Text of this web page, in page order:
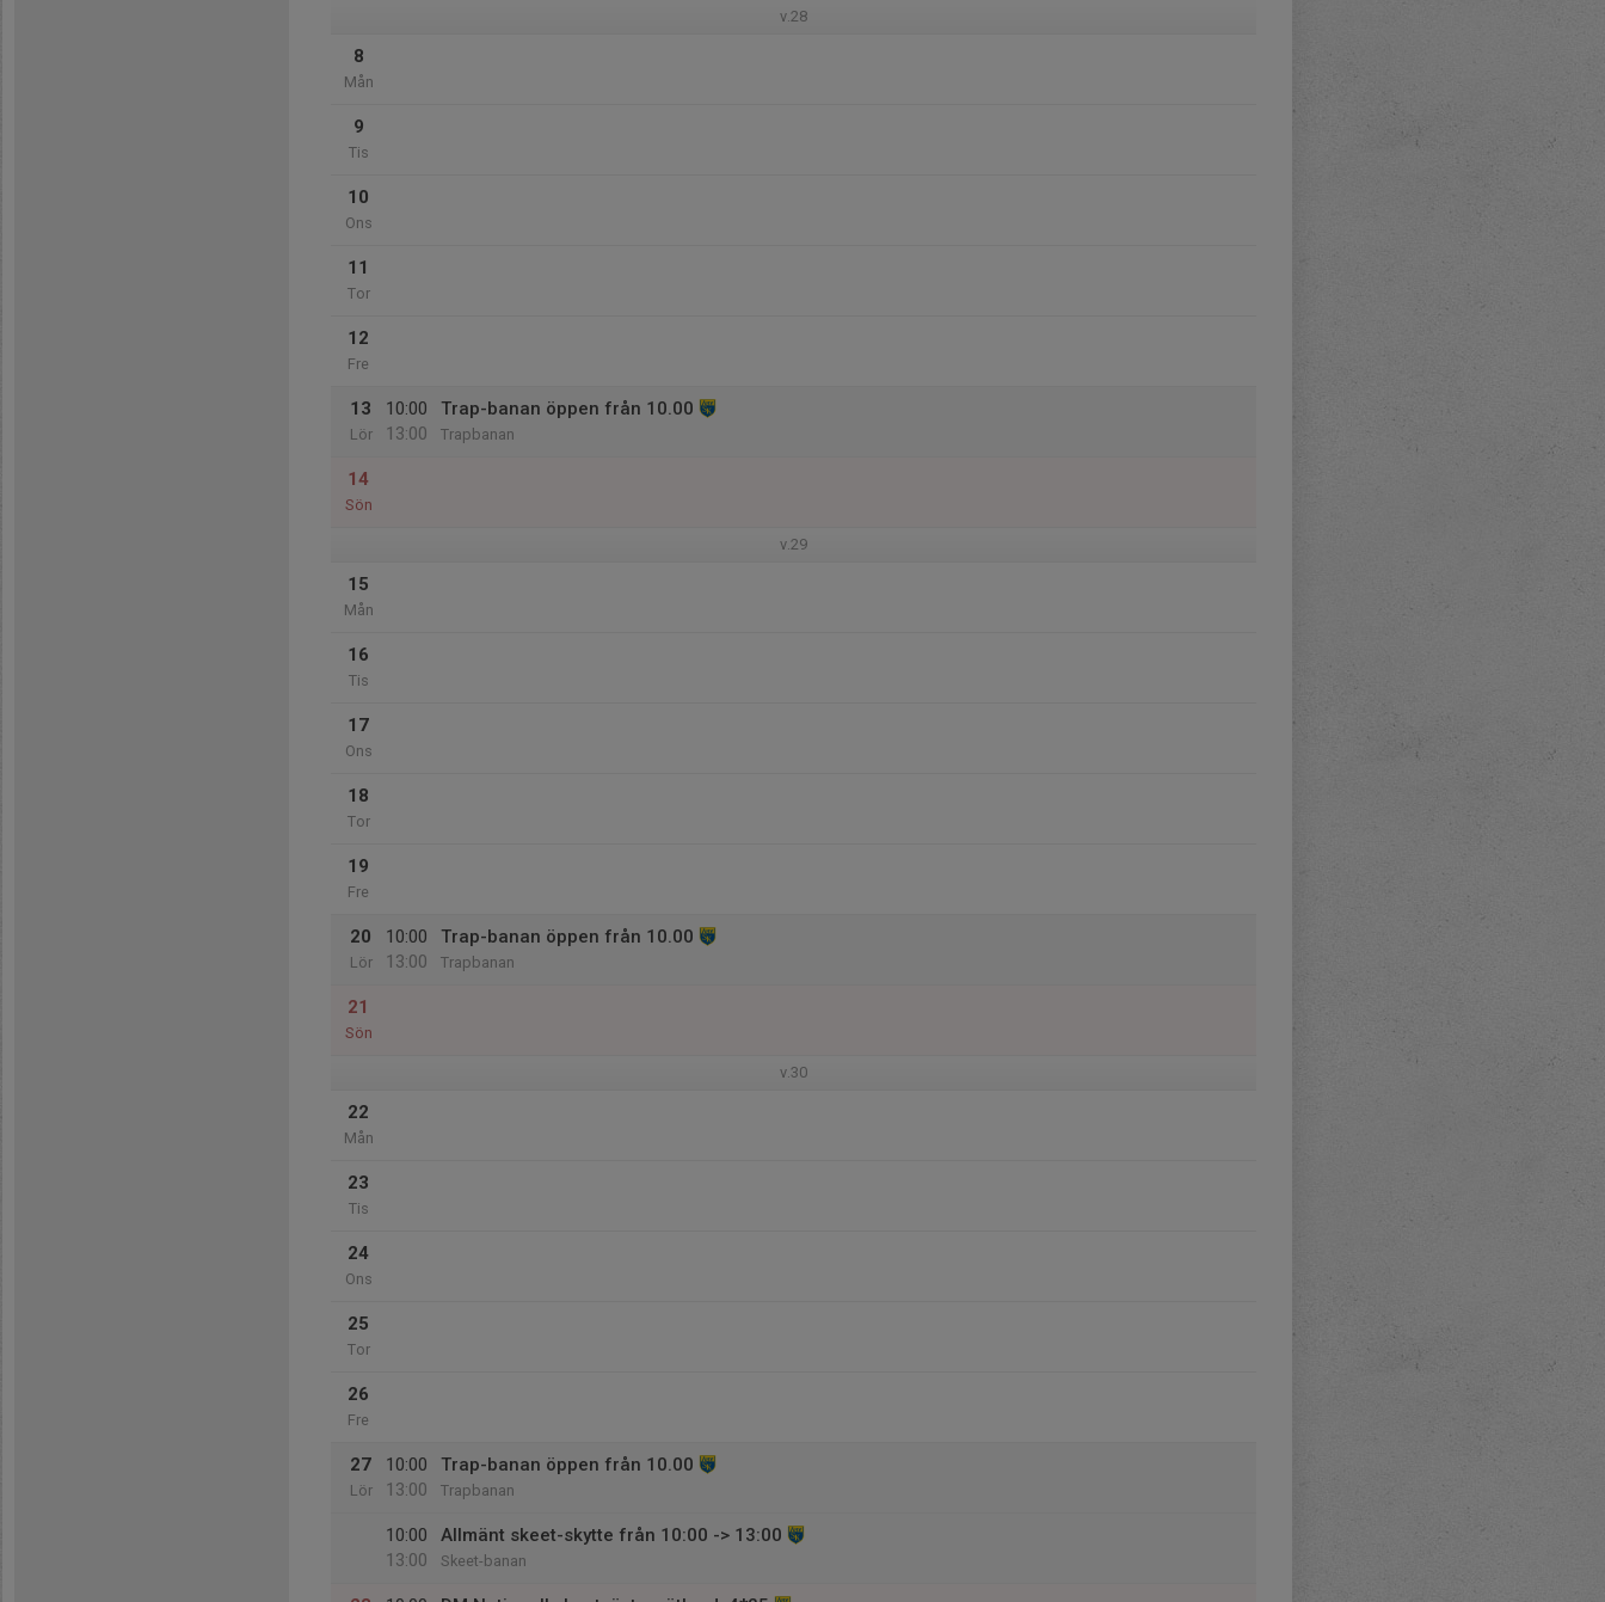
v.28
8
Mån
9
Tis
10
Ons
11
Tor
12
Fre
13
Lör
10:00
13:00
Trap-banan öppen från 10.00
Trapbanan
14
Sön
v.29
15
Mån
16
Tis
17
Ons
18
Tor
19
Fre
20
Lör
10:00
13:00
Trap-banan öppen från 10.00
Trapbanan
21
Sön
v.30
22
Mån
23
Tis
24
Ons
25
Tor
26
Fre
27
Lör
10:00
13:00
Trap-banan öppen från 10.00
Trapbanan
10:00
13:00
Allmänt skeet-skytte från 10:00 -> 13:00
Skeet-banan